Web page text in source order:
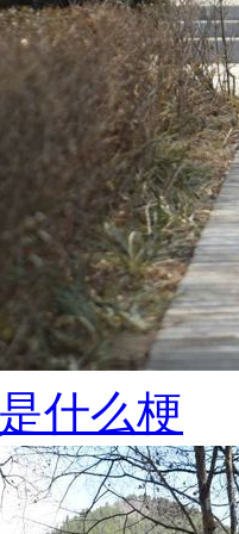
什么梗